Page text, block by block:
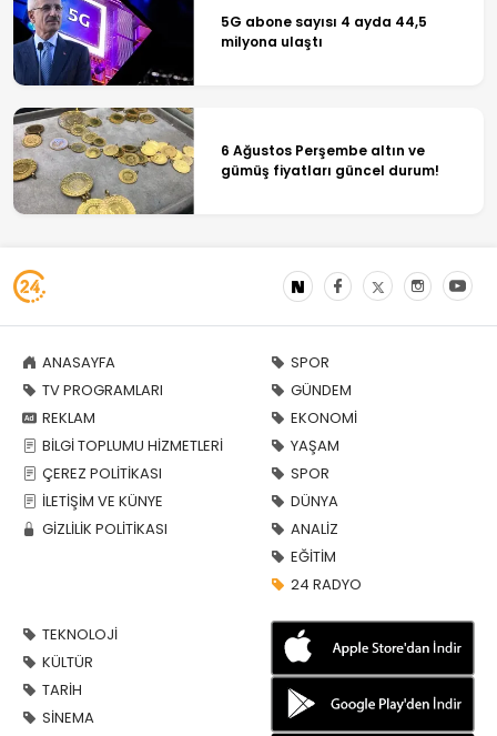
5G abone sayısı 4 ayda 44,5
milyona ulaştı
6 Ağustos Perşembe altın ve
gümüş fiyatları güncel durum!
ANASAYFA
TV PROGRAMLARI
REKLAM
BİLGİ TOPLUMU HİZMETLERİ
ÇEREZ POLİTİKASI
İLETİŞİM VE KÜNYE
GİZLİLİK POLİTİKASI
SPOR
GÜNDEM
EKONOMİ
YAŞAM
SPOR
DÜNYA
ANALİZ
EĞİTİM
24 RADYO
TEKNOLOJİ
KÜLTÜR
TARİH
SİNEMA